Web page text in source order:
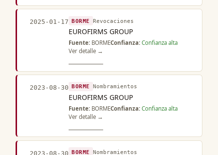
2025-01-17 BORME Revocaciones
EUROFIRMS GROUP
Fuente: BORMEConfianza: Confianza alta
Ver detalle →
2023-08-30 BORME Nombramientos
EUROFIRMS GROUP
Fuente: BORMEConfianza: Confianza alta
Ver detalle →
2023-08-30 BORME Nombramientos